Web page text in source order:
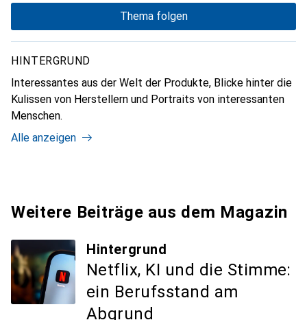
Thema folgen
HINTERGRUND
Interessantes aus der Welt der Produkte, Blicke hinter die
Kulissen von Herstellern und Portraits von interessanten
Menschen.
Alle anzeigen
Weitere Beiträge aus dem Magazin
Hintergrund
Netflix, KI und die Stimme:
ein Berufsstand am
Abgrund